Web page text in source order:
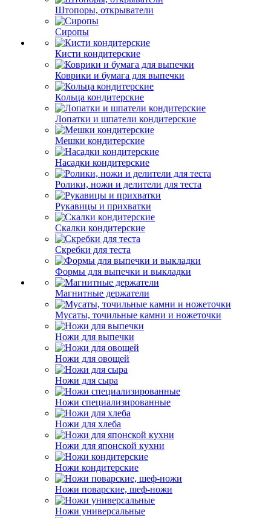
Штопоры, открыватели
Сиропы
Кисти кондитерские
Коврики и бумага для выпечки
Кольца кондитерские
Лопатки и шпатели кондитерские
Мешки кондитерские
Насадки кондитерские
Ролики, ножи и делители для теста
Рукавицы и прихватки
Скалки кондитерские
Скребки для теста
Формы для выпечки и выкладки
Магнитные держатели
Мусаты, точильные камни и ножеточки
Ножи для выпечки
Ножи для овощей
Ножи для сыра
Ножи специализированные
Ножи для хлеба
Ножи для японской кухни
Ножи кондитерские
Ножи поварские, шеф-ножи
Ножи универсальные